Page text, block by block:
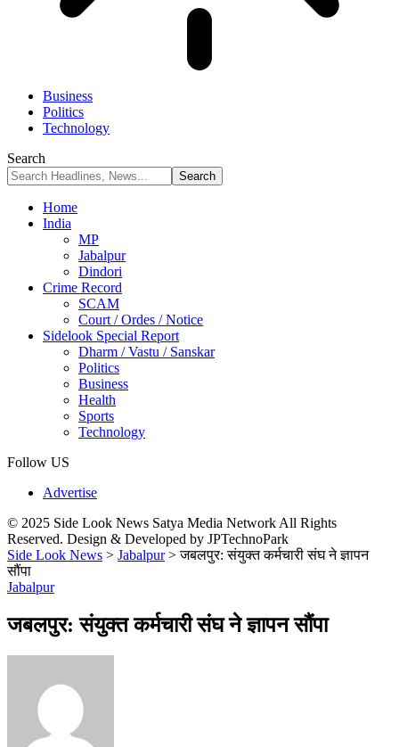
Business
Politics
Technology
Search
Home
India
MP
Jabalpur
Dindori
Crime Record
SCAM
Court / Ordes / Notice
Sidelook Special Report
Dharm / Vastu / Sanskar
Politics
Business
Health
Sports
Technology
Follow US
Advertise
© 2025 Side Look News Satya Media Network All Rights
Reserved. Design & Developed by JPTechnoPark
Side Look News > Jabalpur>जबलपुर: संयुक्त कर्मचारी संघ ने ज्ञापन
सौंपा
Jabalpur
जबलपुर: संयुक्त कर्मचारी संघ ने ज्ञापन सौंपा